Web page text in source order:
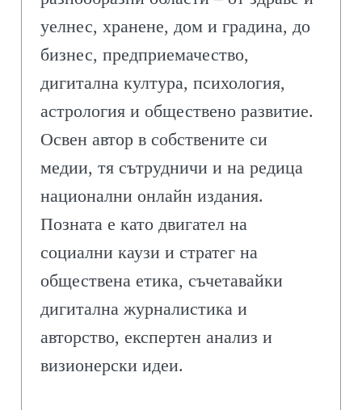
уелнес, хранене, дом и градина, до
бизнес, предприемачество,
дигитална култура, психология,
астрология и обществено развитие.
Освен автор в собствените си
медии, тя сътрудничи и на редица
национални онлайн издания.
Позната е като двигател на
социални каузи и стратег на
обществена етика, съчетавайки
дигитална журналистика и
авторство, експертен анализ и
визионерски идеи.